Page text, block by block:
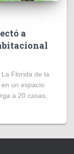
a
Florida de la
un espacio
a 20 casas,